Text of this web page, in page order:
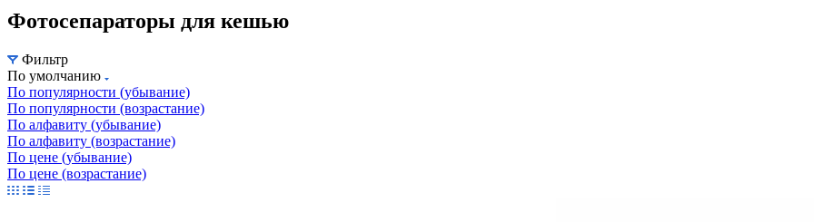
Фотосепараторы для кешью
Фильтр
По умолчанию
По популярности (убывание)
По популярности (возрастание)
По алфавиту (убывание)
По алфавиту (возрастание)
По цене (убывание)
По цене (возрастание)